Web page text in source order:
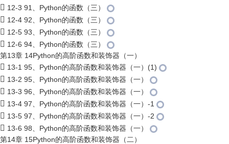
12-3 91、Python的函数（三）
12-4 92、Python的函数（三）
12-5 93、Python的函数（三）
12-6 94、Python的函数（三）
第13章 14Python的高阶函数和装饰器（一）
13-1 95、Python的高阶函数和装饰器（一）(1)
13-2 95、Python的高阶函数和装饰器（一）
13-3 96、Python的高阶函数和装饰器（一）
13-4 97、Python的高阶函数和装饰器（一）-1
13-5 97、Python的高阶函数和装饰器（一）-2
13-6 98、Python的高阶函数和装饰器（一）
第14章 15Python的高阶函数和装饰器（二）